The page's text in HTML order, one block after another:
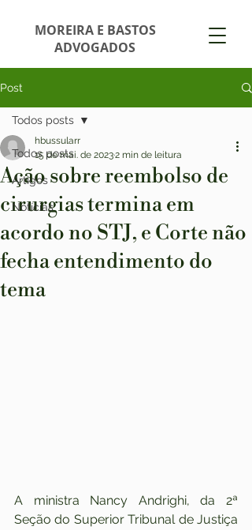
MOREIRA E BASTOS
ADVOGADOS
Post
Todos posts
Artigos
Notícias
Todos posts
Ação sobre reembolso de
cirurgias termina em
acordo no STJ, e Corte não
fecha entendimento do
tema
hbussularr
15 de mai. de 20232 min de leitura
A ministra Nancy Andrighi, da 2ª
Seção do Superior Tribunal de Justiça